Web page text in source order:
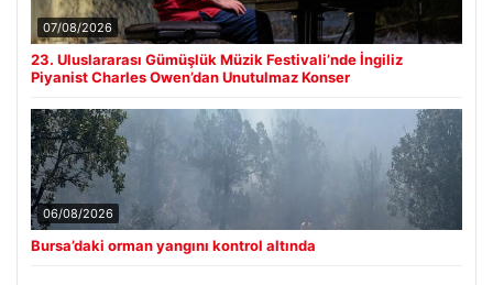
07/08/2026
23. Uluslararası Gümüşlük Müzik Festivali’nde İngiliz
Piyanist Charles Owen’dan Unutulmaz Konser
06/08/2026
Bursa’daki orman yangını kontrol altında